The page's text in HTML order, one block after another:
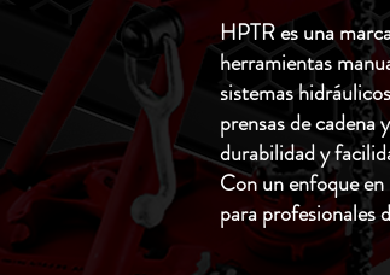
HPTR es una
herramientas
sistemas
prensas de
durabilidad y
Con un enfoque
para profesionales